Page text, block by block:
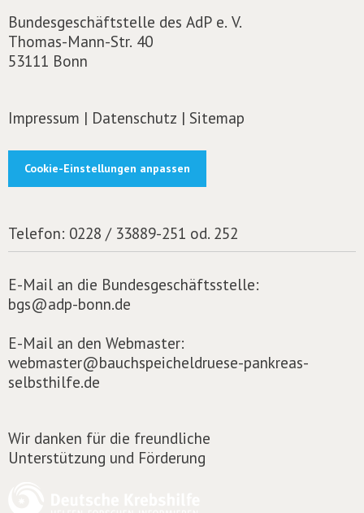
Bundesgeschäftstelle des AdP e. V.
Thomas-Mann-Str. 40
53111 Bonn
Impressum | Datenschutz | Sitemap
Cookie-Einstellungen anpassen
Telefon: 0228 / 33889-251 od. 252
E-Mail an die Bundesgeschäftsstelle:
bgs@adp-bonn.de
E-Mail an den Webmaster:
webmaster@bauchspeicheldruese-pankreas-
selbsthilfe.de
Wir danken für die freundliche
Unterstützung und Förderung